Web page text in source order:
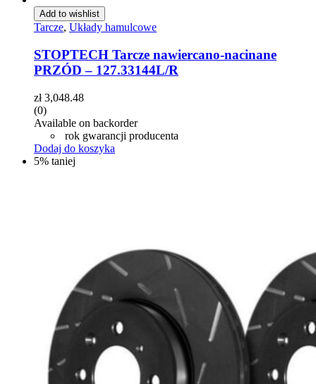
Add to wishlist
Tarcze, Układy hamulcowe
STOPTECH Tarcze nawiercano-nacinane
PRZÓD – 127.33144L/R
zł3,048.48
(0)
Available on backorder
rok gwarancji producenta
Dodaj do koszyka
5% taniej